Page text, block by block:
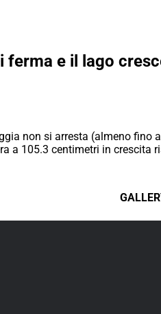
ferma e il lago
non si arresta (almeno
a 105.3 centimetri in crescita